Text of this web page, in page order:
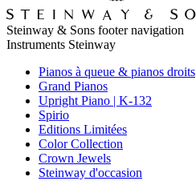
Steinway & Sons footer navigation
Instruments Steinway
Pianos à queue & pianos droits
Grand Pianos
Upright Piano | K-132
Spirio
Editions Limitées
Color Collection
Crown Jewels
Steinway d'occasion